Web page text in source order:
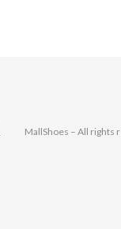
© 2025 MallShoes – All